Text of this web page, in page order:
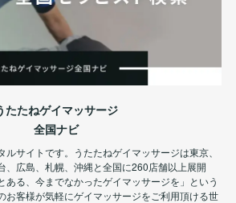
たたねゲイマッサージ
全国ナビ
ルサイトです。うたたねゲイマッサージは東京、
、広島、札幌、沖縄と全国に260店舗以上展開
ある、今までなかったゲイマッサージを」という
お客様が気軽にゲイマッサージをご利用頂ける世